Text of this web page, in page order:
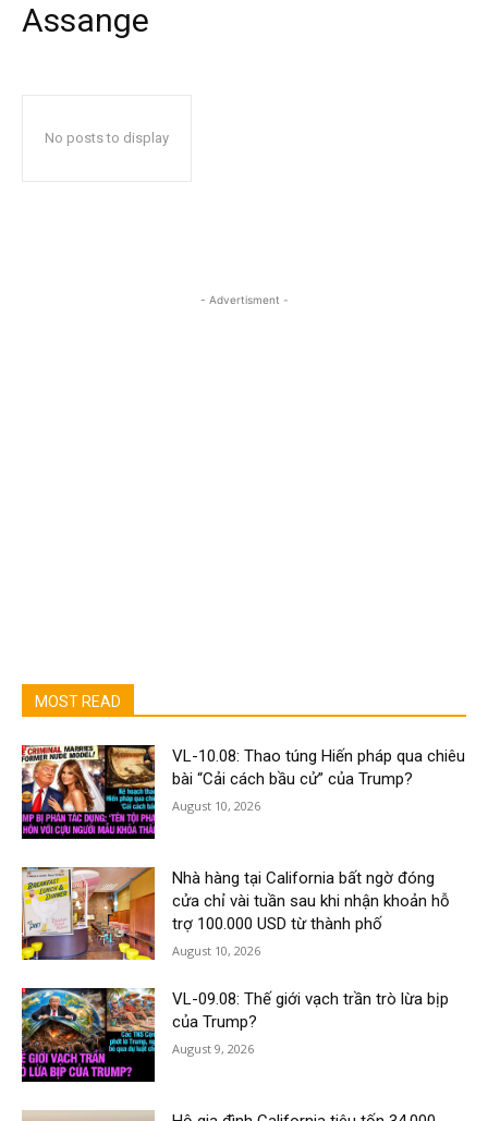
Assange
No posts to display
- Advertisment -
MOST READ
VL-10.08: Thao túng Hiến pháp qua chiêu
bài “Cải cách bầu cử” của Trump?
August 10, 2026
Nhà hàng tại California bất ngờ đóng
cửa chỉ vài tuần sau khi nhận khoản hỗ
trợ 100.000 USD từ thành phố
August 10, 2026
VL-09.08: Thế giới vạch trần trò lừa bịp
của Trump?
August 9, 2026